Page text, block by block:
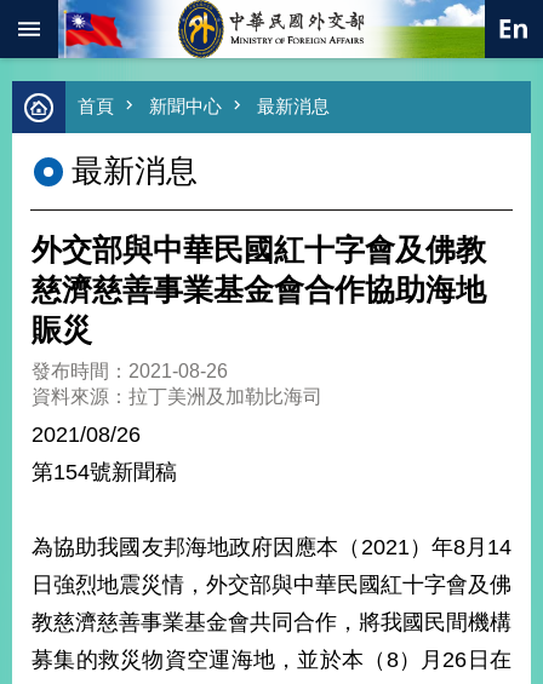
跳到主要內容區塊
進
階
尋
熱
字
總
合
外
交
值
經
濟
不
落
國
首頁 新聞中心 最新消息
最新消息
外交部與中華民國紅十字會及佛教
慈濟慈善事業基金會合作協助海地
賑災
發布時間：2021-08-26
資料來源：拉丁美洲及加勒比海司
2021/08/26
第154號新聞稿
為協助我國友邦海地政府因應本（2021）年8月14
日強烈地震災情，外交部與中華民國紅十字會及佛
教慈濟慈善事業基金會共同合作，將我國民間機構
募集的救災物資空運海地，並於本（8）月26日在